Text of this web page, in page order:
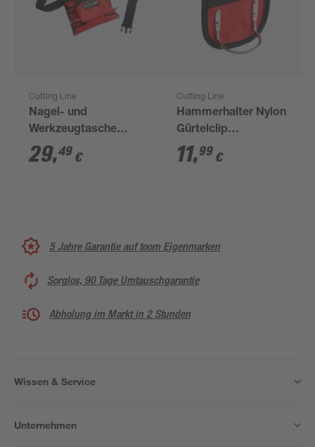
Cutting Line
Nagel- und
Werkzeugtasche
Nylon 8 Taschen
rot/schwarz
29,49 €
Cutting Line
Hammerhalter Nylon
Gürtelclip
rot/schwarz
11,99 €
5 Jahre Garantie auf toom Eigenmarken
Sorglos, 90 Tage Umtauschgarantie
Abholung im Markt in 2 Stunden
Wissen & Service
Unternehmen